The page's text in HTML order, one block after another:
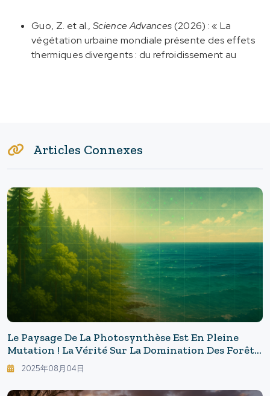
Guo, Z. et al.,Science Advances(2026) : « La
végétation urbaine mondiale présente des effets
thermiques divergents : du refroidissement au
Articles Connexes
Le Paysage De La Photosynthèse Est En Pleine
Mutation ! La Vérité Sur La Domination Des Forêts
Et La Stagnation Des Océans : L'avenir Des Deux
Grands Écosystèmes Qui Détiennent Le Futur De
La Terre
2025年08月04日